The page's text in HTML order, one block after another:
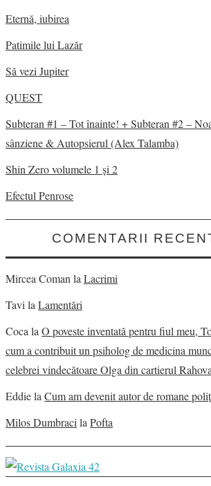
Eternă, iubirea
Patimile lui Lazăr
Să vezi Jupiter
QUEST
Subteran #1 – Tot înainte! + Subteran #2 –
sânziene & Autopsierul (Alex Talamba)
Shin Zero volumele 1 și 2
Efectul Penrose
COMENTARII
Mircea Coman la Lacrimi
Tavi la Lamentări
Coca la O poveste inventată pentru fiul meu,
cum a contribuit un psiholog de medicina
celebrei vindecătoare Olga din cartierul Rahova
Eddiela Cum am devenit autor de romane
Milos Dumbraci la Pofta